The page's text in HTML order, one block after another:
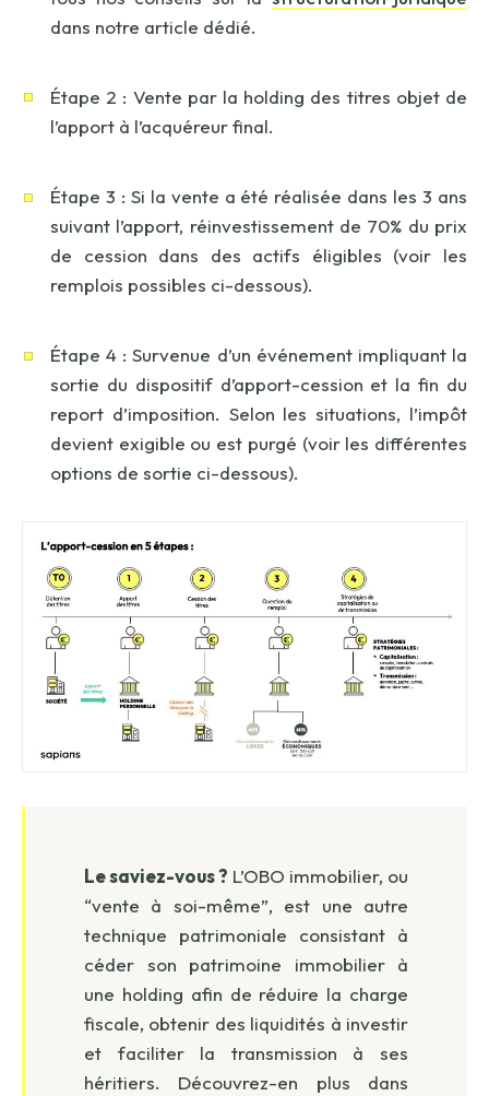
dans notre article dédié.
Étape 2 : Vente par la holding des titres objet de
l’apport à l’acquéreur final.
Étape 3 : Si la vente a été réalisée dans les 3 ans
suivant l’apport, réinvestissement de 70% du prix
de cession dans des actifs éligibles (voir les
remplois possibles ci-dessous).
Étape 4 : Survenue d’un événement impliquant la
sortie du dispositif d’apport-cession et la fin du
report d’imposition. Selon les situations, l’impôt
devient exigible ou est purgé (voir les différentes
options de sortie ci-dessous).
Le saviez-vous ? L’OBO immobilier, ou
“vente à soi-même”, est une autre
technique patrimoniale consistant à
céder son patrimoine immobilier à
une holding afin de réduire la charge
fiscale, obtenir des liquidités à investir
et faciliter la transmission à ses
héritiers. Découvrez-en plus dans